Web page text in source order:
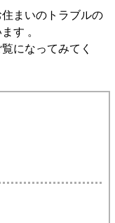
まいのトラブルの
す 。
になってみてく